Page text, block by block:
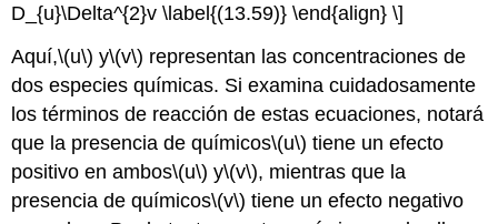
D_{u}\Delta^{2}v \label{(13.59)} \end{align} \]
Aquí,\(u\) y\(v\) representan las concentraciones de
dos especies químicas. Si examina cuidadosamente
los términos de reacción de estas ecuaciones, notará
que la presencia de químicos\(u\) tiene un efecto
positivo en ambos\(u\) y\(v\), mientras que la
presencia de químicos\(v\) tiene un efecto negativo